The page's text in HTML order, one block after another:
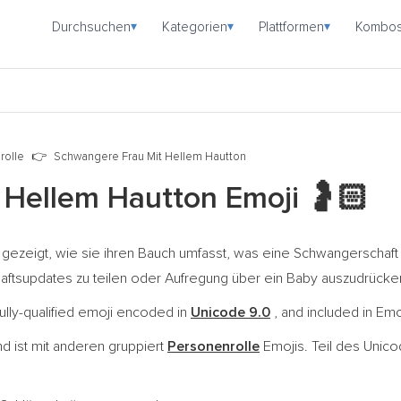
Durchsuchen▾ Kategorien▾ Plattformen▾
Schwangere Frau Mit Hellem Hautton
Hautton Emoji 🤰🏻
wie sie ihren Bauch umfasst, was eine
zu teilen oder Aufregung über ein Baby
qualified emoji encoded in Unicode 9.0 , and included in
ist mit anderen gruppiert Personenrolle Emojis. Teil des